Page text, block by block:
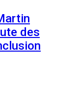
des